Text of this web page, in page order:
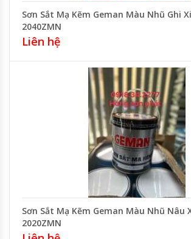
Sơn Sắt Mạ Kẽm Geman Màu Nhũ Ghi
2040ZMN
Liên hệ
Sơn Sắt Mạ Kẽm Geman Màu Nhũ Nâu
2020ZMN